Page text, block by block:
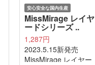
安心安全な国内生産
MissMirage レイヤ
ードシリーズ ..
1,287円
2023.5.15新発売
MissMirage レイヤー